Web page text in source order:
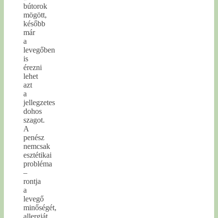
bútorok
mögött,
később
már
a
levegőben
is
érezni
lehet
azt
a
jellegzetes
dohos
szagot.
A
penész
nemcsak
esztétikai
probléma
–
rontja
a
levegő
minőségét,
allergiát,